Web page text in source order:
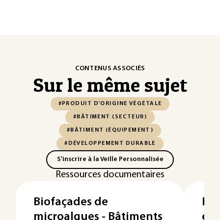
CONTENUS ASSOCIÉS
Sur le même sujet
#PRODUIT D'ORIGINE VÉGÉTALE
#BÂTIMENT (SECTEUR)
#BÂTIMENT (ÉQUIPEMENT)
#DÉVELOPPEMENT DURABLE
S'inscrire à la Veille Personnalisée
Ressources documentaires
Biofaçades de
microalgues - Bâtiments